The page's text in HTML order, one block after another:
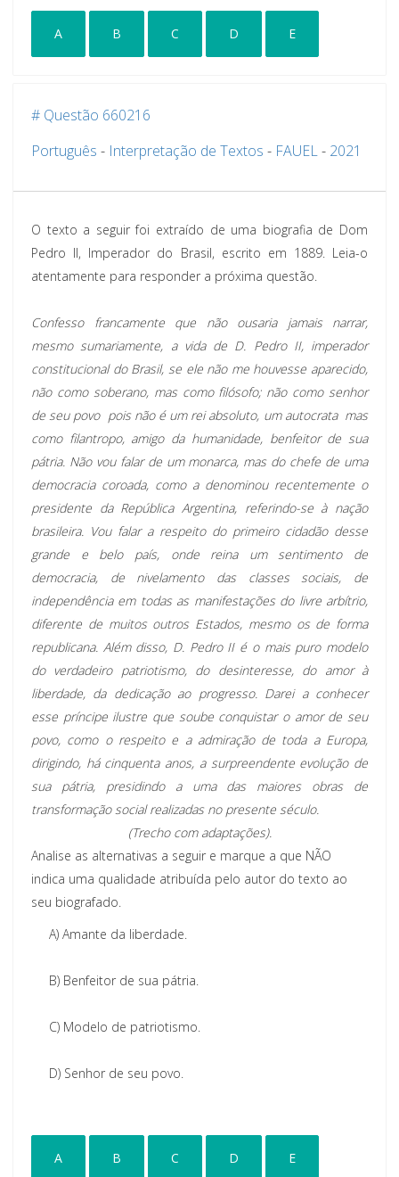
A B C D E
# Questão 660216
Português - Interpretação de Textos - FAUEL- 2021
O texto a seguir foi extraído de uma biografia de Dom
Pedro II, Imperador do Brasil, escrito em 1889. Leia-o
atentamente para responder a próxima questão.
Confesso francamente que não ousaria jamais narrar,
mesmo sumariamente, a vida de D. Pedro II, imperador
constitucional do Brasil, se ele não me houvesse aparecido,
não como soberano, mas como filósofo; não como senhor
de seu povo  pois não é um rei absoluto, um autocrata  mas
como filantropo, amigo da humanidade, benfeitor de sua
pátria. Não vou falar de um monarca, mas do chefe de uma
democracia coroada, como a denominou recentemente o
presidente da República Argentina, referindo-se à nação
brasileira. Vou falar a respeito do primeiro cidadão desse
grande e belo país, onde reina um sentimento de
democracia, de nivelamento das classes sociais, de
independência em todas as manifestações do livre arbítrio,
diferente de muitos outros Estados, mesmo os de forma
republicana. Além disso, D. Pedro II é o mais puro modelo
do verdadeiro patriotismo, do desinteresse, do amor à
liberdade, da dedicação ao progresso. Darei a conhecer
esse príncipe ilustre que soube conquistar o amor de seu
povo, como o respeito e a admiração de toda a Europa,
dirigindo, há cinquenta anos, a surpreendente evolução de
sua pátria, presidindo a uma das maiores obras de
transformação social realizadas no presente século.
(Trecho com adaptações).
Analise as alternativas a seguir e marque a que NÃO
indica uma qualidade atribuída pelo autor do texto ao
seu biografado.
A) Amante da liberdade.
B) Benfeitor de sua pátria.
C) Modelo de patriotismo.
D) Senhor de seu povo.
A B C D E